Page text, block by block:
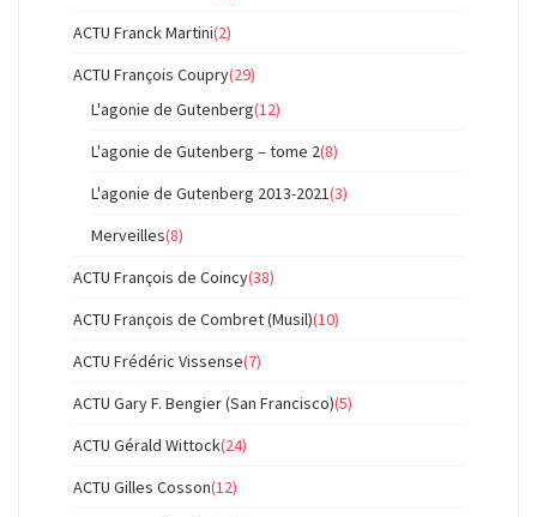
ACTU Franck Martini(2)
ACTU François Coupry(29)
L'agonie de Gutenberg(12)
L'agonie de Gutenberg – tome 2(8)
L'agonie de Gutenberg 2013-2021(3)
Merveilles(8)
ACTU François de Coincy(38)
ACTU François de Combret (Musil)(10)
ACTU Frédéric Vissense(7)
ACTU Gary F. Bengier (San Francisco)(5)
ACTU Gérald Wittock(24)
ACTU Gilles Cosson(12)